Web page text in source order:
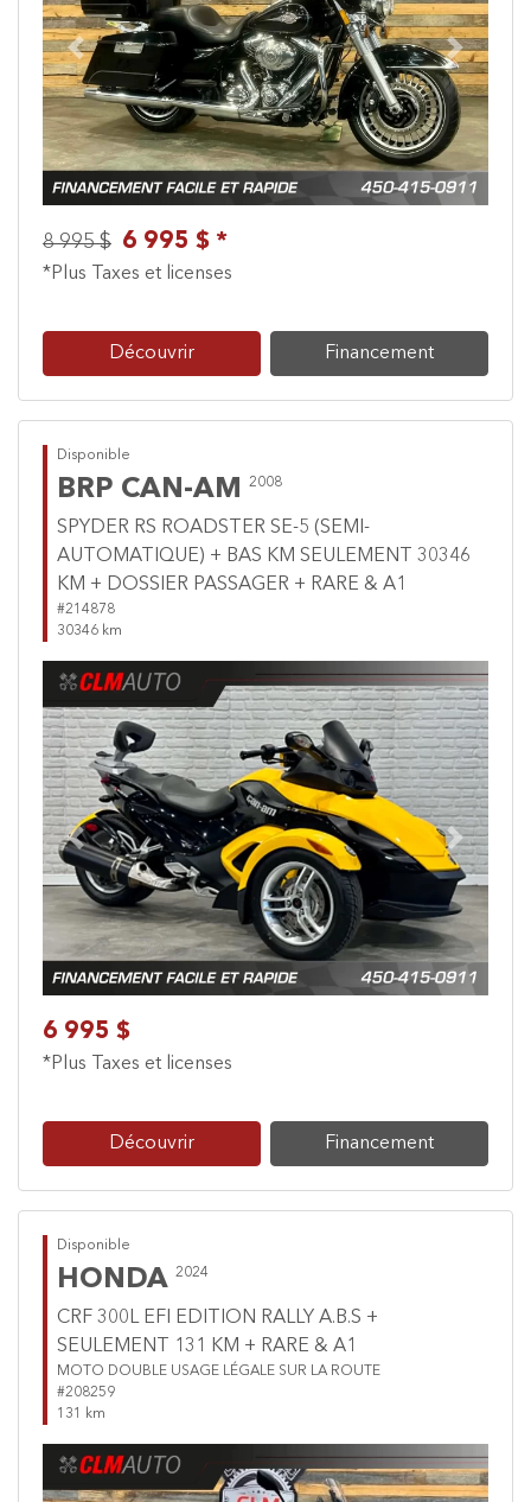
Previous Next
8 995 $ 6 995 $ *
*Plus Taxes et licenses
Découvrir Financement
Disponible
BRP CAN-AM 2008
SPYDER RS ROADSTER SE-5 (SEMI-
AUTOMATIQUE) + BAS KM SEULEMENT 30346
KM + DOSSIER PASSAGER + RARE & A1
#214878
30346 km
Previous Next
6 995 $
*Plus Taxes et licenses
Découvrir Financement
Disponible
HONDA 2024
CRF 300L EFI EDITION RALLY A.B.S +
SEULEMENT 131 KM + RARE & A1
MOTO DOUBLE USAGE LÉGALE SUR LA ROUTE
#208259
131 km